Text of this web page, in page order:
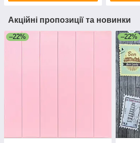
Акційні пропозиції та новинки
–22% –22%